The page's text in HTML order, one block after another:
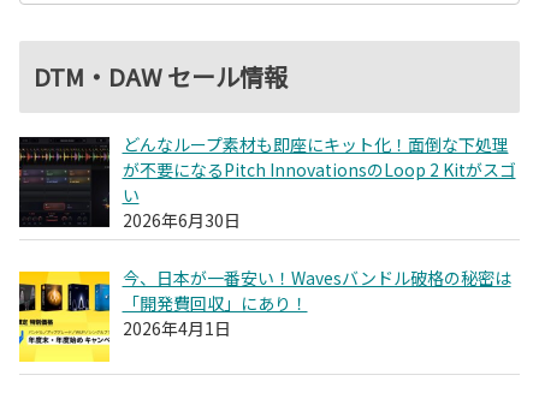
DTM・DAW セール情報
どんなループ素材も即座にキット化！面倒な下処理
が不要になるPitch InnovationsのLoop 2 Kitがスゴ
い
2026年6月30日
今、日本が一番安い！Wavesバンドル破格の秘密は
「開発費回収」にあり！
2026年4月1日